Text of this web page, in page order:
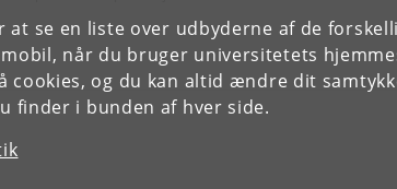
at se en liste over udbyderne af de
når du bruger universitetets
cookies, og du kan altid ændre dit
finder i bunden af hver side.